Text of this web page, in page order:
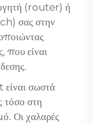
(router) ή
σας στην
είναι
σωστά
τόσο στη
Οι χαλαρές